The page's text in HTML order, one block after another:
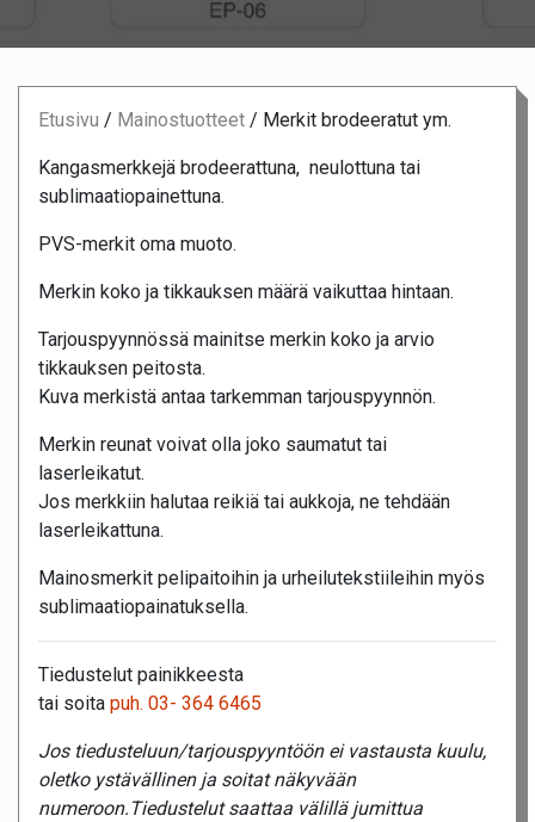
Etusivu / Mainostuotteet / Merkit brodeeratut ym.
Kangasmerkkejä brodeerattuna, neulottuna tai
sublimaatiopainettuna.
PVS-merkit oma muoto.
Merkin koko ja tikkauksen määrä vaikuttaa hintaan.
Tarjouspyynnössä mainitse merkin koko ja arvio
tikkauksen peitosta.
Kuva merkistä antaa tarkemman tarjouspyynnön.
Merkin reunat voivat olla joko saumatut tai
laserleikatut.
Jos merkkiin halutaa reikiä tai aukkoja, ne tehdään
laserleikattuna.
Mainosmerkit pelipaitoihin ja urheilutekstiileihin myös
sublimaatiopainatuksella.
Tiedustelut painikkeesta
tai soita puh. 03- 364 6465
Jos tiedusteluun/tarjouspyyntöön ei vastausta kuulu,
oletko ystävällinen ja soitat näkyvään
numeroon.Tiedustelut saattaa välillä jumittua